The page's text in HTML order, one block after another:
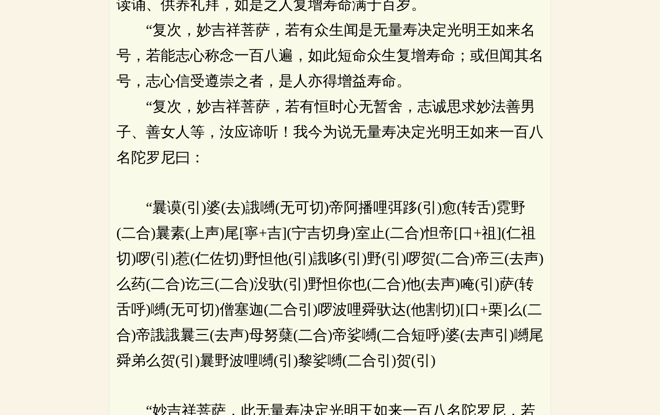
读诵、供养礼拜，如是之人复增寿命满于百岁。
“复次，妙吉祥菩萨，若有众生闻是无量寿决定光明王如来名
号，若能志心称念一百八遍，如此短命众生复增寿命；或但闻其名
号，志心信受遵崇之者，是人亦得增益寿命。
“复次，妙吉祥菩萨，若有恒时心无暂舍，志诚思求妙法善男
子、善女人等，汝应谛听！我今为说无量寿决定光明王如来一百八
名陀罗尼曰：
“曩谟(引)婆(去)誐嚩(无可切)帝阿播哩弭跢(引)愈(转舌)霓野
(二合)曩素(上声)尾[寧+吉](宁吉切身)室止(二合)怛帝[口+祖](仁祖
切)啰(引)惹(仁佐切)野怛他(引)誐哆(引)野(引)啰贺(二合)帝三(去声)
么药(二合)讫三(二合)没驮(引)野怛你也(二合)他(去声)唵(引)萨(转
舌呼)嚩(无可切)僧塞迦(二合引)啰波哩舜驮达(他割切)[口+栗]么(二
合)帝誐誐曩三(去声)母努蘖(二合)帝娑嚩(二合短呼)婆(去声引)嚩尾
舜弟么贺(引)曩野波哩嚩(引)黎娑嚩(二合引)贺(引)
“妙吉祥菩萨，此无量寿决定光明王如来一百八名陀罗尼，若